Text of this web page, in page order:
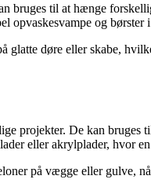
bruges til at hænge
opvaskesvampe og børster
glatte døre eller skabe,
projekter. De kan bruges
eller akrylplader, hvor
på vægge eller gulve,